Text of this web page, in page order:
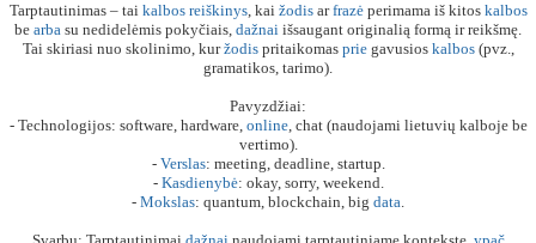
Tarptautinimas – tai kalbos reiškinys, kai žodisarfrazėperimama iš kitos kalbos
be arba su nedidelėmis pokyčiais, dažnai išsaugant originalią formą ir reikšmę.
Tai skiriasi nuo skolinimo, kuržodispritaikomas priegavusios kalbos(pvz.,
gramatikos, tarimo).
Pavyzdžiai:
- Technologijos: software, hardware, online, chat (naudojami lietuvių kalboje be
vertimo).
- Verslas: meeting, deadline, startup.
- Kasdienybė: okay, sorry, weekend.
- Mokslas: quantum, blockchain, big data.